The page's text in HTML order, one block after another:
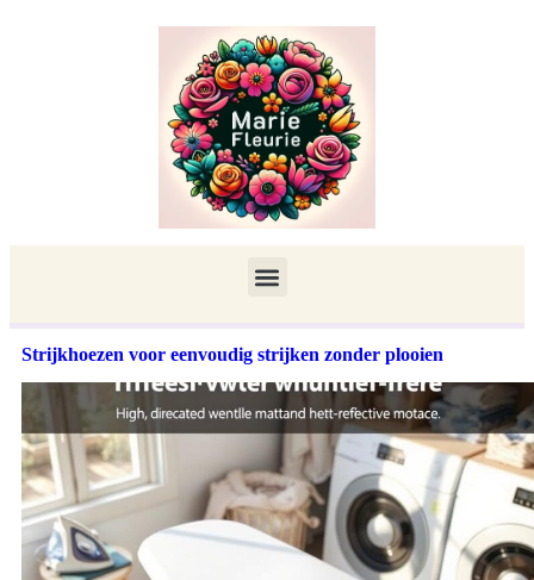
Strijkhoezen voor eenvoudig strijken zonder plooien